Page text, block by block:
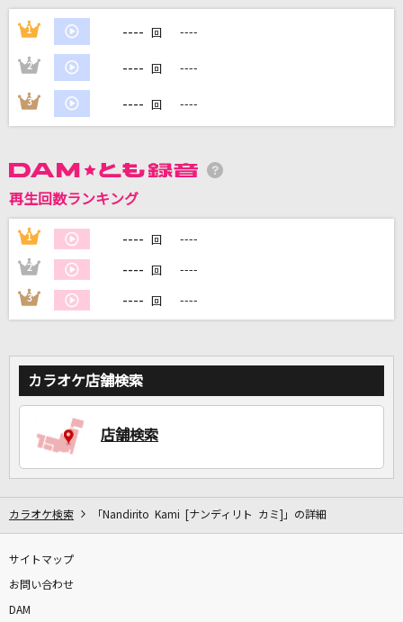
田園
玉置浩二
[生音]ORION
中島美嘉
あいみょん
[生音]水平線
back number
カラオケをもっと楽しもう！
1 ---- 回 ----
2 ---- 回 ----
3 ---- 回 ----
再生回数ランキング
1 ---- 回 ----
2 ---- 回 ----
3 ---- 回 ----
カラオケ店舗検索
店舗検索
カラオケ検索 「Nandirito Kami [ナンディリト カミ]」の詳細
サイトマップ
お問い合わせ
DAM